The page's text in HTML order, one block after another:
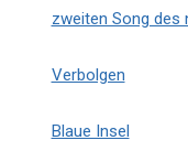
zweiten Song des
Verbolgen
Blaue Insel